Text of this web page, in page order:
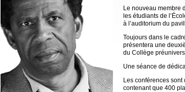
Le nouveau membre
les étudiants de
à l’auditorium du
Toujours dans le
présentera une
du Collège
Une séance de
Les conférences sont
contenant que 400